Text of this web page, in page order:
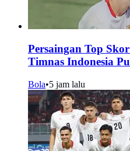
Persaingan Top
Timnas Indonesia
Bola•5 jam lalu